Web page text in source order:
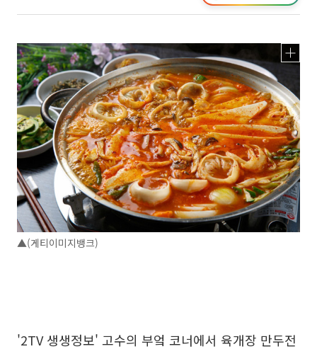
▲(게티이미지뱅크)
'2TV 생생정보' 고수의 부엌 코너에서 육개장 만두전